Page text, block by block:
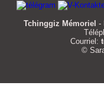
Tchinggiz Mémoriel -
Courriel:
©